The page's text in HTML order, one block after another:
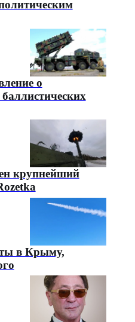
о
крупнейший
в Крыму,